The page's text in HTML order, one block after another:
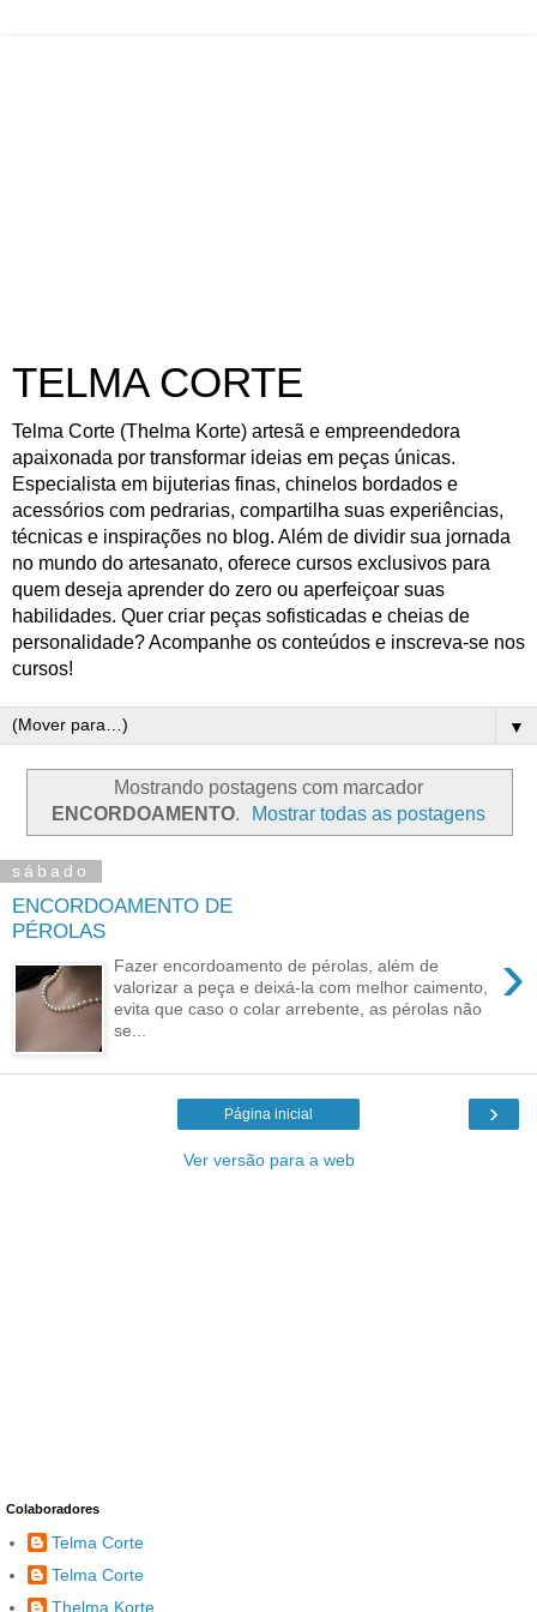
TELMA CORTE
Telma Corte (Thelma Korte) artesã e empreendedora
apaixonada por transformar ideias em peças únicas.
Especialista em bijuterias finas, chinelos bordados e
acessórios com pedrarias, compartilha suas experiências,
técnicas e inspirações no blog. Além de dividir sua jornada
no mundo do artesanato, oferece cursos exclusivos para
quem deseja aprender do zero ou aperfeiçoar suas
habilidades. Quer criar peças sofisticadas e cheias de
personalidade? Acompanhe os conteúdos e inscreva-se nos
cursos!
▼
Mostrando postagens com marcador
ENCORDOAMENTO. Mostrar todas as postagens
sábado
ENCORDOAMENTO DE
PÉROLAS
›
Fazer encordoamento de pérolas, além de
valorizar a peça e deixá-la com melhor caimento,
evita que caso o colar arrebente, as pérolas não
se...
›
Página inicial
Ver versão para a web
Colaboradores
Telma Corte
Telma Corte
Thelma Korte